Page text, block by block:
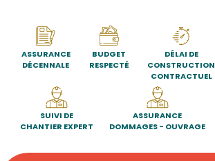
ASSURANCE
DÉCENNALE
BUDGET
RESPECTÉ
DÉLAI DE
CONSTRUCTION
CONTRACTUEL
SUIVI DE
CHANTIER EXPERT
ASSURANCE
DOMMAGES - OUVRAGE